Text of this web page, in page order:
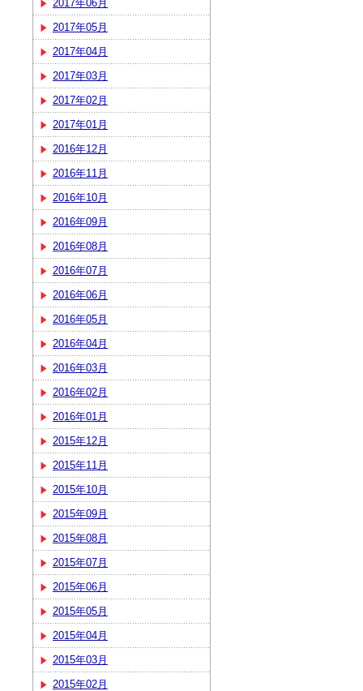
2017年06月
2017年05月
2017年04月
2017年03月
2017年02月
2017年01月
2016年12月
2016年11月
2016年10月
2016年09月
2016年08月
2016年07月
2016年06月
2016年05月
2016年04月
2016年03月
2016年02月
2016年01月
2015年12月
2015年11月
2015年10月
2015年09月
2015年08月
2015年07月
2015年06月
2015年05月
2015年04月
2015年03月
2015年02月